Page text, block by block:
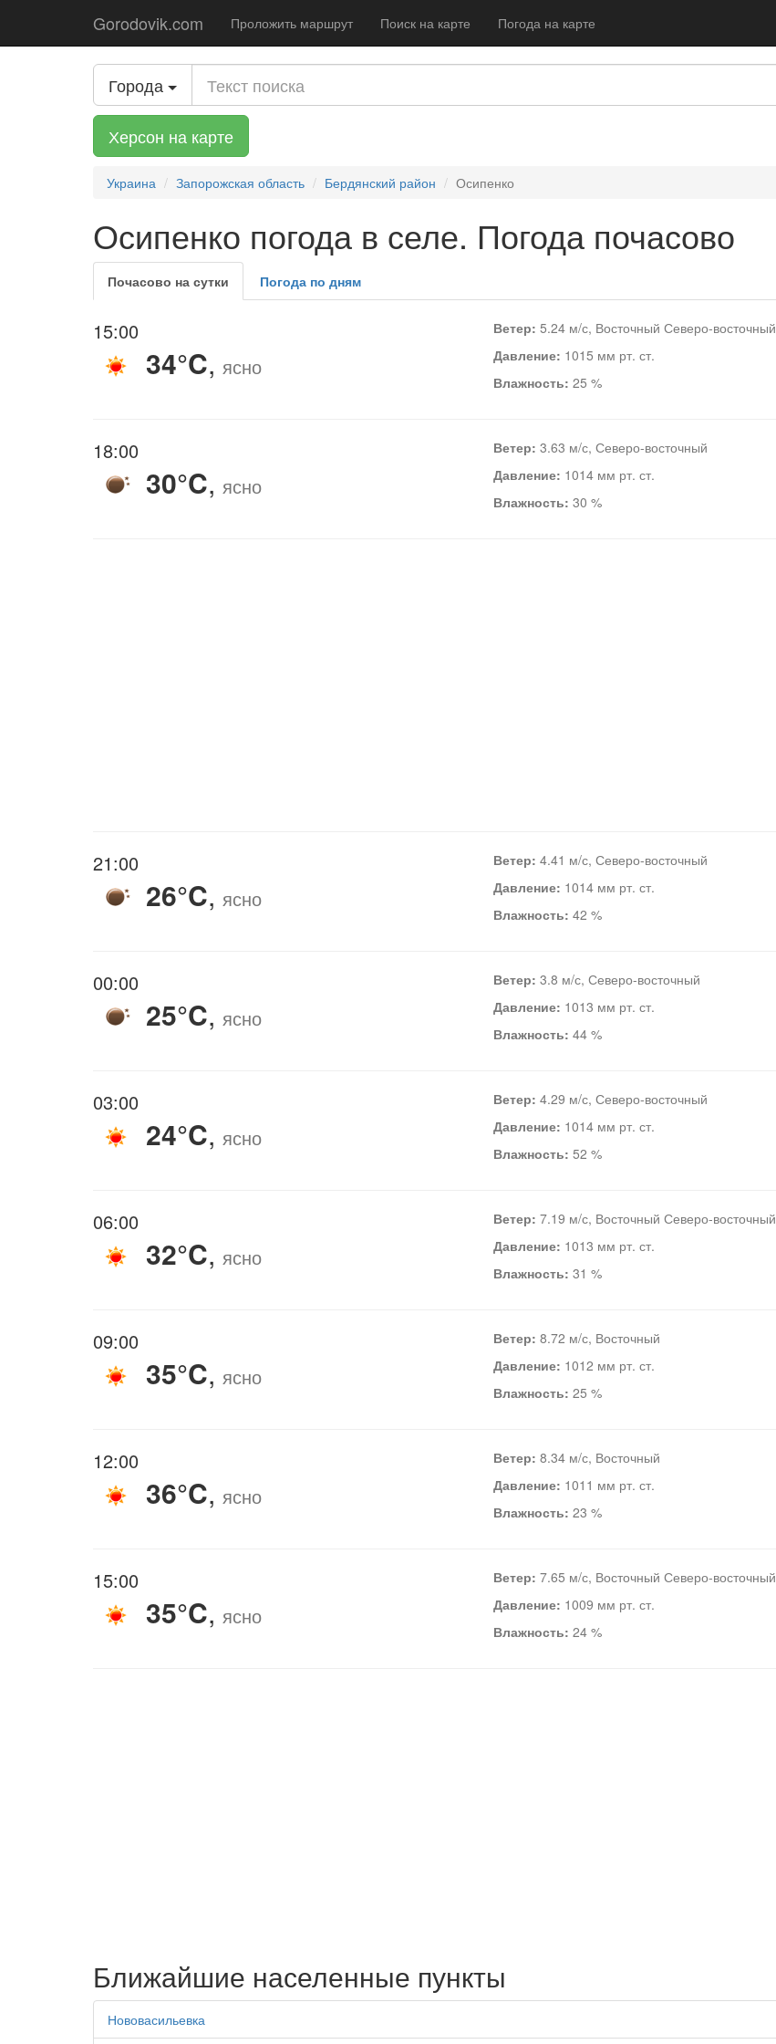
Gorodovik.com Проложить маршрут Поиск на карте Погода на карте
Города
Херсон на карте
Украина Запорожская область Бердянский район Осипенко
Осипенко погода в селе. Погода почасово
Почасово на сутки Погода по дням
15:00
34°C, ясно
Ветер: 5.24 м/с, Восточный Северо-восточный
Давление: 1015 мм рт. ст.
Влажность: 25 %
18:00
30°C, ясно
Ветер: 3.63 м/с, Северо-восточный
Давление: 1014 мм рт. ст.
Влажность: 30 %
21:00
26°C, ясно
Ветер: 4.41 м/с, Северо-восточный
Давление: 1014 мм рт. ст.
Влажность: 42 %
00:00
25°C, ясно
Ветер: 3.8 м/с, Северо-восточный
Давление: 1013 мм рт. ст.
Влажность: 44 %
03:00
24°C, ясно
Ветер: 4.29 м/с, Северо-восточный
Давление: 1014 мм рт. ст.
Влажность: 52 %
06:00
32°C, ясно
Ветер: 7.19 м/с, Восточный Северо-восточный
Давление: 1013 мм рт. ст.
Влажность: 31 %
09:00
35°C, ясно
Ветер: 8.72 м/с, Восточный
Давление: 1012 мм рт. ст.
Влажность: 25 %
12:00
36°C, ясно
Ветер: 8.34 м/с, Восточный
Давление: 1011 мм рт. ст.
Влажность: 23 %
15:00
35°C, ясно
Ветер: 7.65 м/с, Восточный Северо-восточный
Давление: 1009 мм рт. ст.
Влажность: 24 %
Ближайшие населенные пункты
Нововасильевка